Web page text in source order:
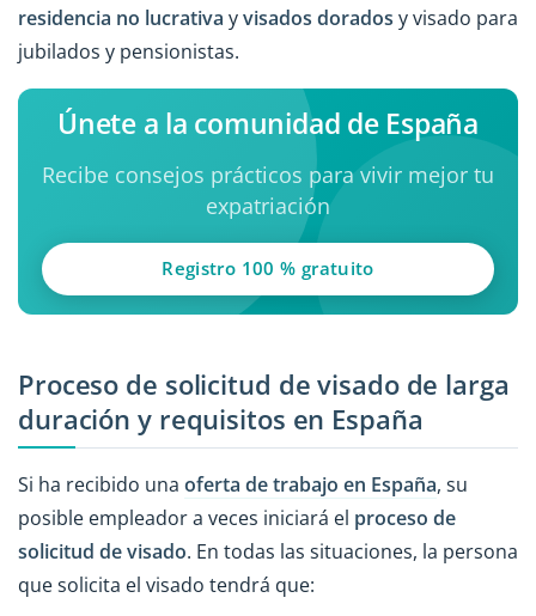
residencia no lucrativa yvisados dorados y visado para
jubilados y pensionistas.
Únete a la comunidad de España
Recibe consejos prácticos para vivir mejor tu
expatriación
Registro 100 % gratuito
Proceso de solicitud de visado de larga
duración y requisitos en España
Si ha recibido una oferta de trabajo en España, su
posible empleador a veces iniciará el proceso de
solicitud de visado. En todas las situaciones, la persona
que solicita el visado tendrá que: